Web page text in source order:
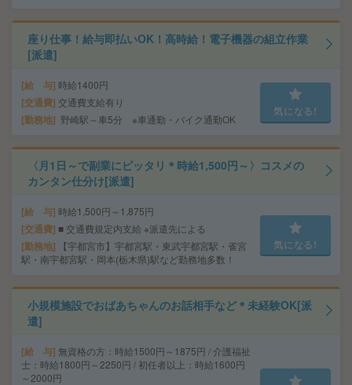
座り仕事！給与即払いOK！高時給！電子機器の組立作業
[派遣]
給 与 時給1400円
交通費 交通費支給有り
勤務地 野崎駅～車5分 ※車通勤・バイク通勤OK
気になる!
〈月1日～で副業にピッタリ＊時給1,500円～〉コスメの
カンタン仕分け[派遣]
給 与 時給1,500円～1,875円
交通費 ■ 交通費規定内支給 ※派遣先による
勤務地
【宇都宮市】宇都宮駅・東武宇都宮駅・雀宮
駅・南宇都宮駅・岡本(栃木県)駅など勤務地多数！
気になる!
小規模施設でおばあちゃんのお話相手など＊未経験OK[派
遣]
給 与 無資格の方：時給1500円～1875円 / 介護福祉
士：時給1800円～2250円 / 初任者以上：時給1600円
～2000円